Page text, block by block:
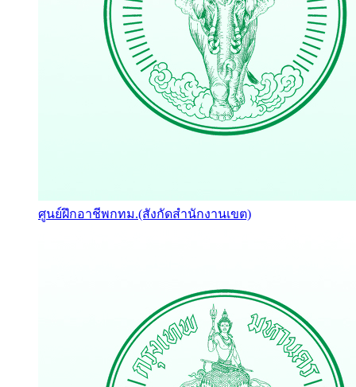
ศูนย์ฝึกอาชีพกทม.(สังกัดสำนักงานเขต)